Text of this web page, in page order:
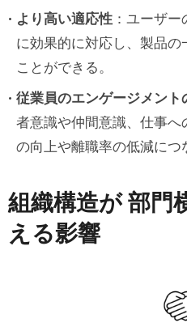
ユーザーテストと
デザインハンドオ
効果的なデザイン
ハンドオフを成功
ラクティス
を築く
効果的な 部門横断
UXPin Merge – 至
より高い適応性 ：ユーザ
に効果的に対応し、製品
ことができる。
従業員のエンゲージメント
者意識や仲間意識、仕事へ
の向上や離職率の低減につ
組織構造が 部門
える影響